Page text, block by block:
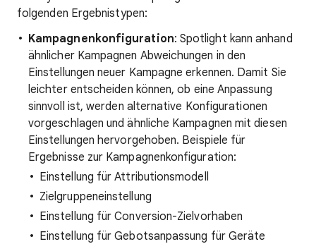
folgenden Ergebnistypen:
Kampagnenkonfiguration: Spotlight kann anhand
ähnlicher Kampagnen Abweichungen in den
Einstellungen neuer Kampagne erkennen. Damit Sie
leichter entscheiden können, ob eine Anpassung
sinnvoll ist, werden alternative Konfigurationen
vorgeschlagen und ähnliche Kampagnen mit diesen
Einstellungen hervorgehoben. Beispiele für
Ergebnisse zur Kampagnenkonfiguration:
Einstellung für Attributionsmodell
Zielgruppeneinstellung
Einstellung für Conversion-Zielvorhaben
Einstellung für Gebotsanpassung für Geräte